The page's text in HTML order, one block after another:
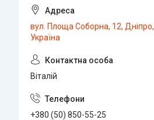
вул. Площа Соборна, 12, Дніпро,
Україна
Віталій
+380 (50) 850-55-25